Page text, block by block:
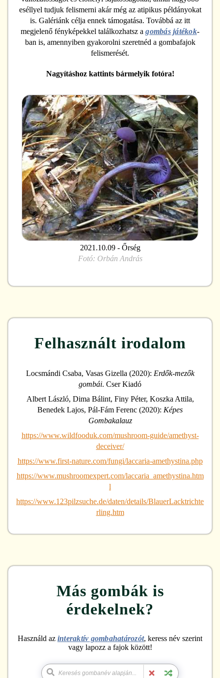
eséllyel tudjuk felismerni akár még az atipikus példányokat
is. Galériánk célja ennek támogatása. Továbbá az itt
megjelenő fényképekkel találkozhatsz a gombás játékok-
ban is, amennyiben gyakorolni szeretnéd a gombafajok
felismerését.
Nagyításhoz kattints bármelyik fotóra!
2021.10.09 - Őrség
Fotó: Orbán András
Felhasznált irodalom
Locsmándi Csaba, Vasas Gizella (2020): Erdők-mezők
gombái. Cser Kiadó
Albert László, Dima Bálint, Finy Péter, Koszka Attila,
Benedek Lajos, Pál-Fám Ferenc (2020): Képes
Gombakalauz
https://www.wildfooduk.com/mushroom-guide/amethyst-
deceiver/
https://www.first-nature.com/fungi/laccaria-amethystina.php
https://www.mushroomexpert.com/laccaria_amethystina.htm
l
https://www.123pilzsuche.de/daten/details/BlauerLacktrichte
rling.htm
Más gombák is
érdekelnek?
Használd az interaktív gombahatározót, keress név szerint
vagy lapozz a fajok között!